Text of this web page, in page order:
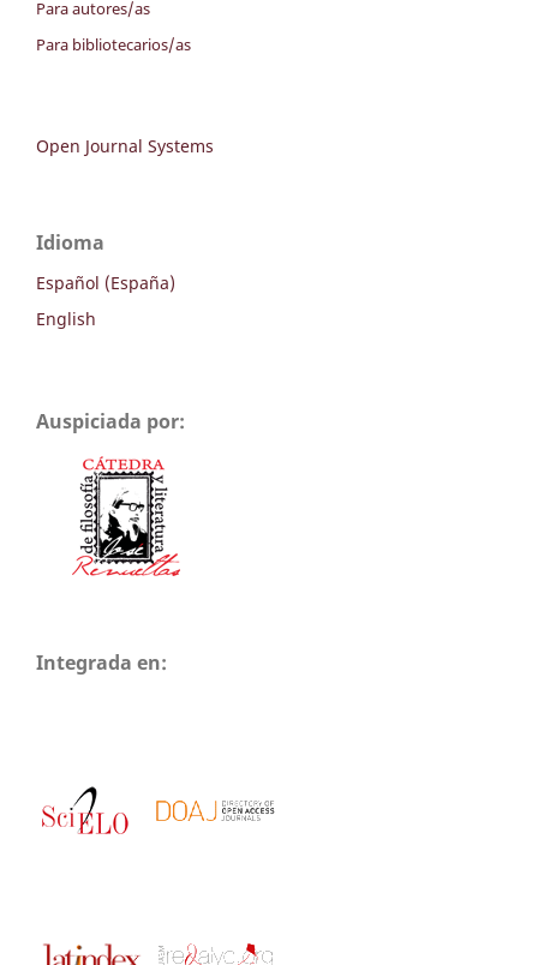
Para autores/as
Para bibliotecarios/as
Open Journal Systems
Idioma
Español (España)
English
Auspiciada por:
Integrada en: